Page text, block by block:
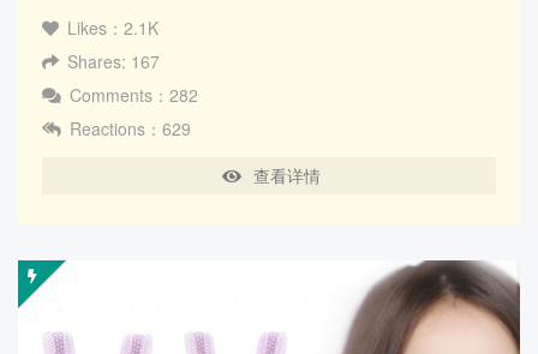
Likes：2.1K
Shares: 167
Comments：282
Reactions：629
查看详情